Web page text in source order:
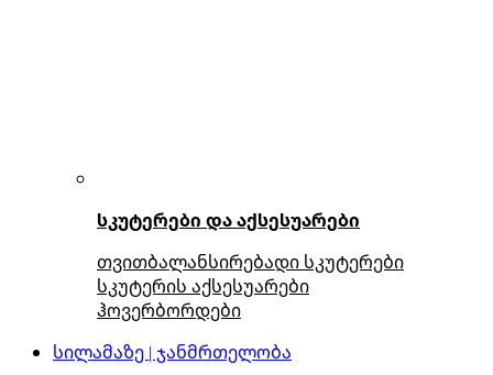
სკუტერები და აქსესუარები
თვითბალანსირებადი სკუტერები
სკუტერის აქსესუარები
ჰოვერბორდები
სილამაზე | ჯანმრთელობა